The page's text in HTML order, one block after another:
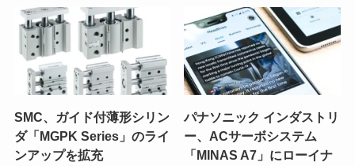
SMC、ガイド付薄形シリン
ダ「MGPK Series」のライ
ンアップを拡充
パナソニック インダストリ
ー、ACサーボシステム
「MINAS A7」にローイナ